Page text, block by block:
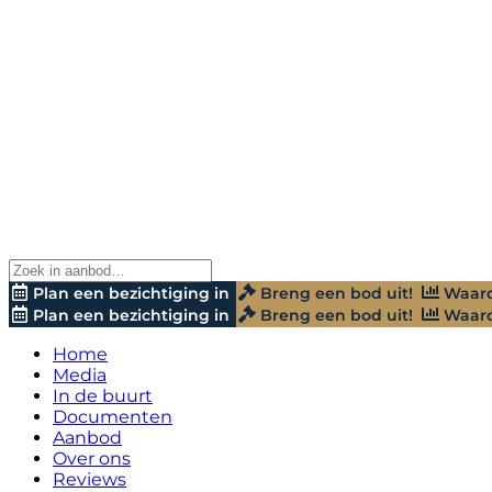
Plan een bezichtiging in Breng een bod uit!
Plan een bezichtiging in
Breng een bod uit!
Home
Media
In de buurt
Documenten
Aanbod
Over ons
Reviews